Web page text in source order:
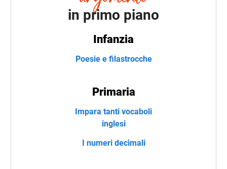
in primo piano
Infanzia
Poesie e filastrocche
Primaria
Impara tanti vocaboli
inglesi
I numeri decimali